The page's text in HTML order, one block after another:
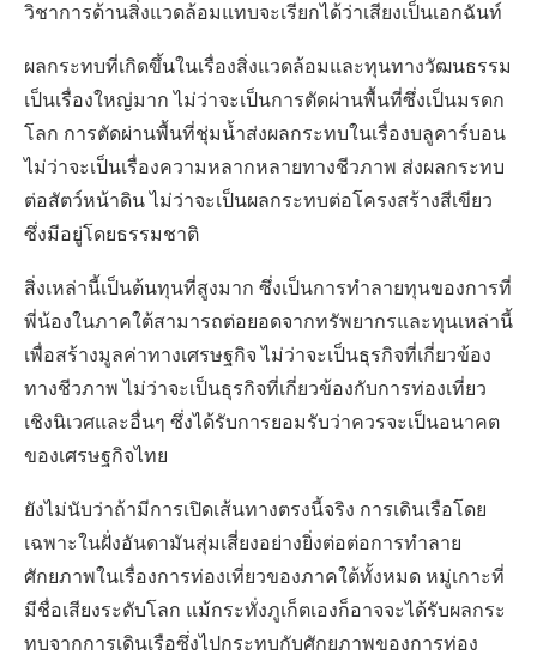
วิชาการด้านสิ่งแวดล้อมแทบจะเรียกได้ว่าเสียงเป็นเอกฉันท์
ผลกระทบที่เกิดขึ้นในเรื่องสิ่งแวดล้อมและทุนทางวัฒนธรรม
เป็นเรื่องใหญ่มาก ไม่ว่าจะเป็นการตัดผ่านพื้นที่ซึ่งเป็นมรดก
โลก การตัดผ่านพื้นที่ชุ่มน้ำส่งผลกระทบในเรื่องบลูคาร์บอน
ไม่ว่าจะเป็นเรื่องความหลากหลายทางชีวภาพ ส่งผลกระทบ
ต่อสัตว์หน้าดิน ไม่ว่าจะเป็นผลกระทบต่อโครงสร้างสีเขียว
ซึ่งมีอยู่โดยธรรมชาติ
สิ่งเหล่านี้เป็นต้นทุนที่สูงมาก ซึ่งเป็นการทำลายทุนของการที่
พี่น้องในภาคใต้สามารถต่อยอดจากทรัพยากรและทุนเหล่านี้
เพื่อสร้างมูลค่าทางเศรษฐกิจ ไม่ว่าจะเป็นธุรกิจที่เกี่ยวข้อง
ทางชีวภาพ ไม่ว่าจะเป็นธุรกิจที่เกี่ยวข้องกับการท่องเที่ยว
เชิงนิเวศและอื่นๆ ซึ่งได้รับการยอมรับว่าควรจะเป็นอนาคต
ของเศรษฐกิจไทย
ยังไม่นับว่าถ้ามีการเปิดเส้นทางตรงนี้จริง การเดินเรือโดย
เฉพาะในฝั่งอันดามันสุ่มเสี่ยงอย่างยิ่งต่อต่อการทำลาย
ศักยภาพในเรื่องการท่องเที่ยวของภาคใต้ทั้งหมด หมู่เกาะที่
มีชื่อเสียงระดับโลก แม้กระทั่งภูเก็ตเองก็อาจจะได้รับผลกระ
ทบจากการเดินเรือซึ่งไปกระทบกับศักยภาพของการท่อง